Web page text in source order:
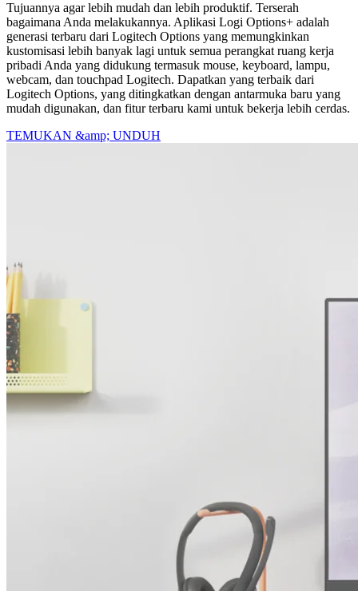
Tujuannya agar lebih mudah dan lebih produktif. Terserah
bagaimana Anda melakukannya. Aplikasi Logi Options+ adalah
generasi terbaru dari Logitech Options yang memungkinkan
kustomisasi lebih banyak lagi untuk semua perangkat ruang kerja
pribadi Anda yang didukung termasuk mouse, keyboard, lampu,
webcam, dan touchpad Logitech. Dapatkan yang terbaik dari
Logitech Options, yang ditingkatkan dengan antarmuka baru yang
mudah digunakan, dan fitur terbaru kami untuk bekerja lebih cerdas.
TEMUKAN &amp; UNDUH